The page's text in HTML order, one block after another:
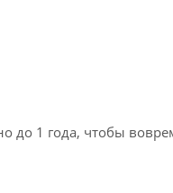
до 1 года, чтобы